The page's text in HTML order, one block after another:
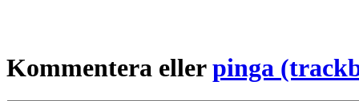
Kommentera ellerpinga